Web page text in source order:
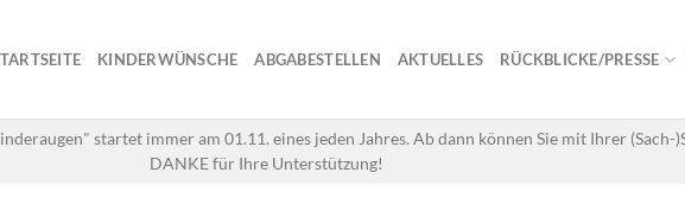
KINDERWÜNSCHE ABGABESTELLEN AKTUELLES RÜCKBLICKE/PRESSE
startet immer am 01.11. eines jeden Jahres. Ab dann können Sie mit Ihrer (Sach-
DANKE für Ihre Unterstützung!